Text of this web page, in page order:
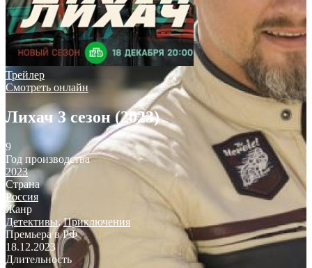
Трейлер
Смотреть онлайн
Лихач 3 сезон (2023)
9
Год производства
2023
Страна
Россия
Жанр
Детективы,Приключения
Премьера в РФ
18.12.2023
Длительность